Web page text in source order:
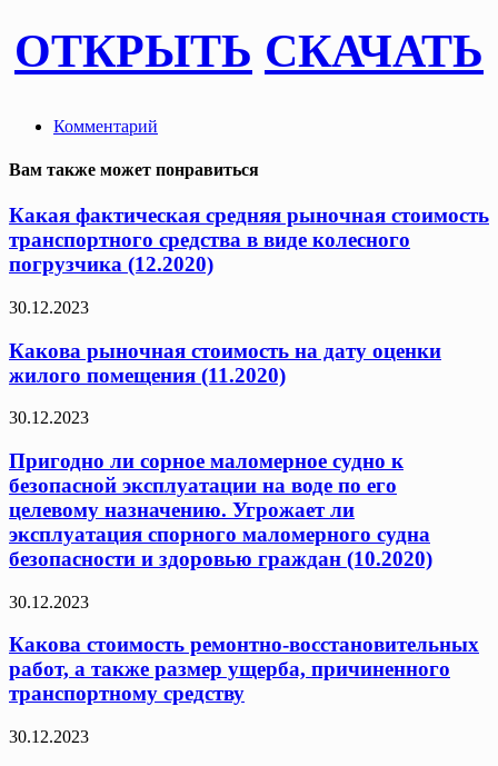
ОТКРЫТЬ СКАЧАТЬ
Комментарий
Вам также может понравиться
Какая фактическая средняя рыночная стоимость
транспортного средства в виде колесного
погрузчика (12.2020)
30.12.2023
Какова рыночная стоимость на дату оценки
жилого помещения (11.2020)
30.12.2023
Пригодно ли сорное маломерное судно к
безопасной эксплуатации на воде по его
целевому назначению. Угрожает ли
эксплуатация спорного маломерного судна
безопасности и здоровью граждан (10.2020)
30.12.2023
Какова стоимость ремонтно-восстановительных
работ, а также размер ущерба, причиненного
транспортному средству
30.12.2023